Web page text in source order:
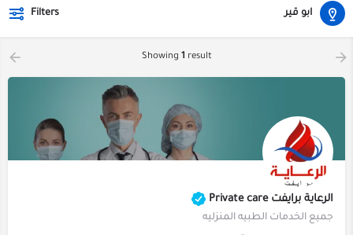
ابو قير Filters
Showing 1 result
الرعاية برايفت Private care
جميع الخدمات الطبيه المنزليه